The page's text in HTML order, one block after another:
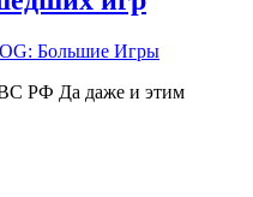
Большие Игры
РФ Да даже и этим